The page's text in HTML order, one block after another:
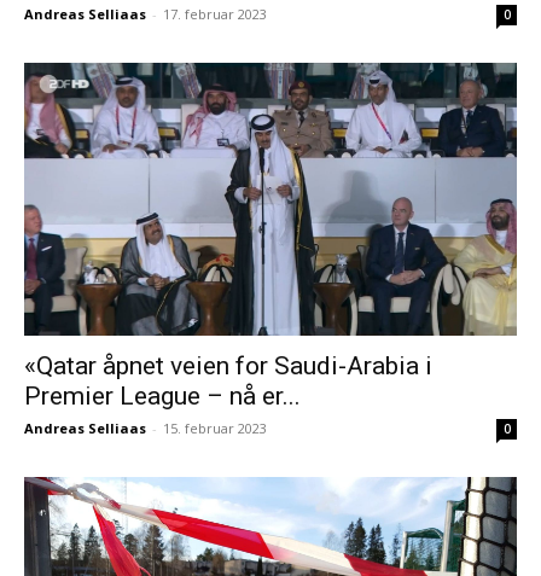
Andreas Selliaas - 17. februar 2023 0
«Qatar åpnet veien for Saudi-Arabia i
Premier League – nå er...
Andreas Selliaas - 15. februar 2023 0